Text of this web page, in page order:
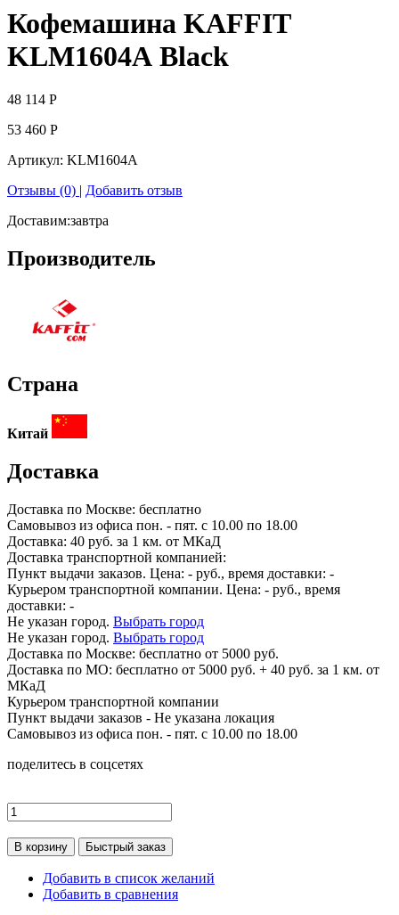
Кофемашина KAFFIT
KLM1604А Black
48 114 Р
53 460 Р
Артикул: KLM1604A
Отзывы (0) | Добавить отзыв
Доставим:завтра
Производитель
Страна
Китай
Доставка
Доставка по Москве: бесплатно
Самовывоз из офиса пон. - пят. с 10.00 по 18.00
Доставка: 40 руб. за 1 км. от МКаД
Доставка транспортной компанией:
Пункт выдачи заказов. Цена: - руб., время доставки: -
Курьером транспортной компании. Цена: - руб., время
доставки: -
Не указан город. Выбрать город
Не указан город. Выбрать город
Доставка по Москве: бесплатно от 5000 руб.
Доставка по МО: бесплатно от 5000 руб. + 40 руб. за 1 км. от
МКаД
Курьером транспортной компании
Пункт выдачи заказов - Не указана локация
Самовывоз из офиса пон. - пят. с 10.00 по 18.00
поделитесь в соцсетях
В корзину Быстрый заказ
Добавить в список желаний
Добавить в сравнения